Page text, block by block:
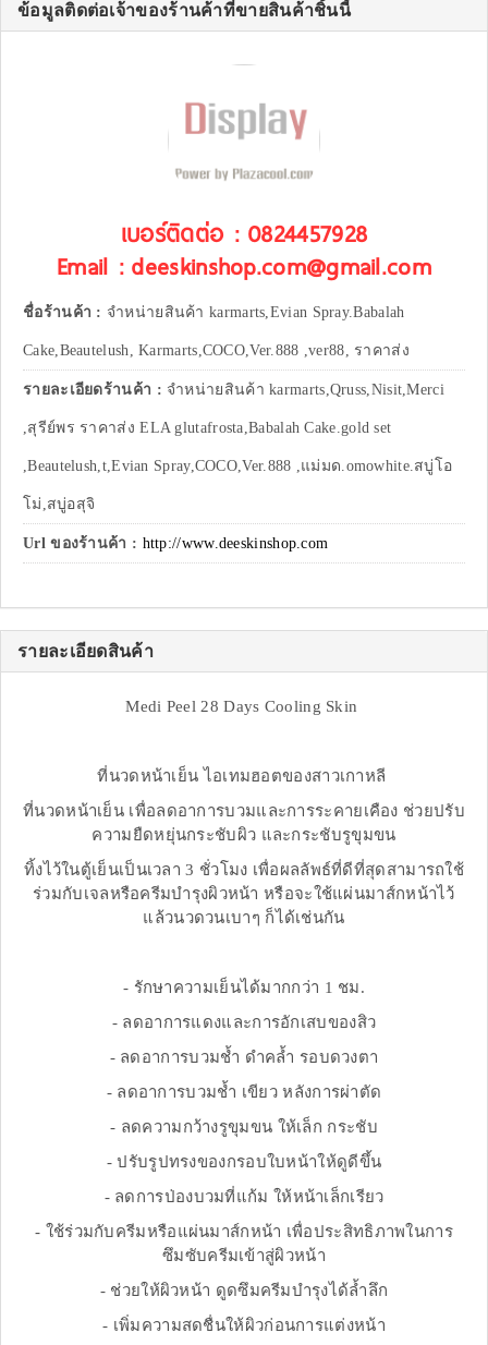
ข้อมูลติดต่อเจ้าของร้านค้าที่ขายสินค้าชิ้นนี้
เบอร์ติดต่อ : 0824457928
Email : deeskinshop.com@gmail.com
ชื่อร้านค้า : จำหน่ายสินค้า karmarts,Evian Spray.Babalah
Cake,Beautelush, Karmarts,COCO,Ver.888 ,ver88, ราคาส่ง
รายละเอียดร้านค้า : จำหน่ายสินค้า karmarts,Qruss,Nisit,Merci
,สุรีย์พร ราคาส่ง ELA glutafrosta,Babalah Cake.gold set
,Beautelush,t,Evian Spray,COCO,Ver.888 ,แม่มด.omowhite.สบู่โอ
โม่,สบู่อสุจิ
Url ของร้านค้า : http://www.deeskinshop.com
รายละเอียดสินค้า
Medi Peel 28 Days Cooling Skin
ที่นวดหน้าเย็น ไอเทมฮอตของสาวเกาหลี
ที่นวดหน้าเย็น เพื่อลดอาการบวมและการระคายเคือง ช่วยปรับ
ความยืดหยุ่นกระชับผิว และกระชับรูขุมขน
ทิ้งไว้ในตู้เย็นเป็นเวลา 3 ชั่วโมง เพื่อผลลัพธ์ที่ดีที่สุดสามารถใช้
ร่วมกับเจลหรือครีมบำรุงผิวหน้า หรือจะใช้แผ่นมาส์กหน้าไว้
แล้วนวดวนเบาๆ ก็ได้เช่นกัน
- รักษาความเย็นได้มากกว่า 1 ชม.
- ลดอาการแดงและการอักเสบของสิว
- ลดอาการบวมช้ำ ดำคล้ำ รอบดวงตา
- ลดอาการบวมช้ำ เขียว หลังการผ่าตัด
- ลดความกว้างรูขุมขน ให้เล็ก กระชับ
- ปรับรูปทรงของกรอบใบหน้าให้ดูดีขึ้น
- ลดการป่องบวมที่แก้ม ให้หน้าเล็กเรียว
- ใช้ร่วมกับครีมหรือแผ่นมาส์กหน้า เพื่อประสิทธิภาพในการ
ซึมซับครีมเข้าสู่ผิวหน้า
- ช่วยให้ผิวหน้า ดูดซึมครีมบำรุงได้ล้ำลึก
- เพิ่มความสดชื่นให้ผิวก่อนการแต่งหน้า